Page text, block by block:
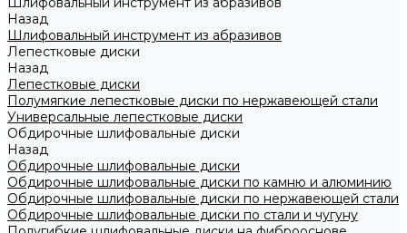
Назад
Шлифовальный инструмент из абразивов
Лепестковые диски
Назад
Лепестковые диски
Полумягкие лепестковые диски по нержавеющей стали
Универсальные лепестковые диски
Обдирочные шлифовальные диски
Назад
Обдирочные шлифовальные диски
Обдирочные шлифовальные диски по камню и алюминию
Обдирочные шлифовальные диски по нержавеющей стали
Обдирочные шлифовальные диски по стали и чугуну